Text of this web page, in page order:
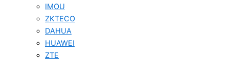
IMOU
ZKTECO
DAHUA
HUAWEI
ZTE